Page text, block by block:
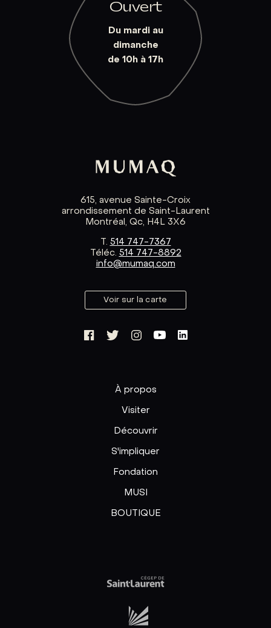
Ouvert
Du mardi au
dimanche
de 10h à 17h
615, avenue Sainte-Croix
arrondissement de Saint-Laurent
Montréal, Qc, H4L 3X6
T. 514 747-7367
Téléc. 514 747-8892
info@mumaq.com
Voir sur la carte
À propos
Visiter
Découvrir
S'impliquer
Fondation
MUSI
BOUTIQUE